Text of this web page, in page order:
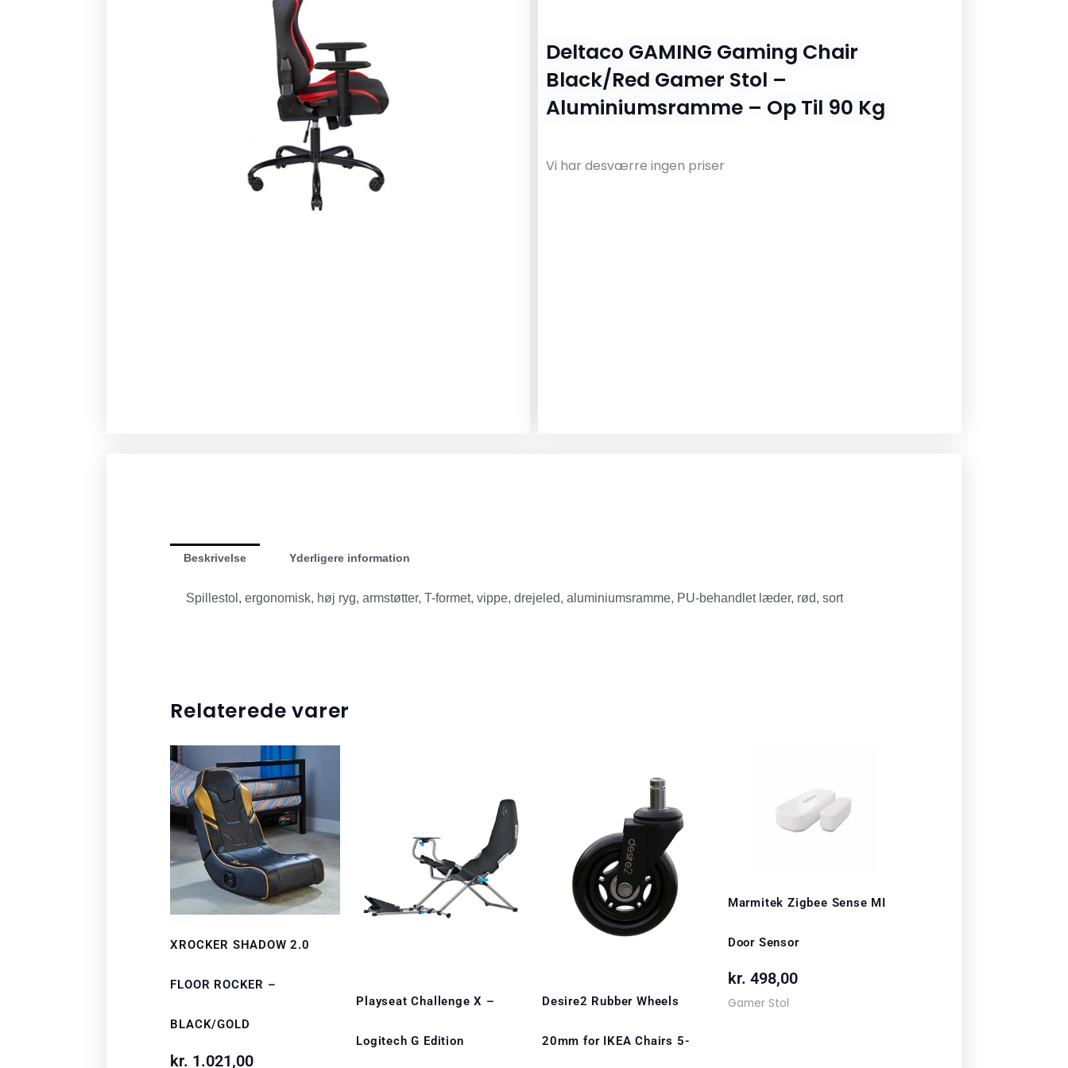
Deltaco GAMING Gaming Chair
Black/Red Gamer Stol –
Aluminiumsramme – Op Til 90 Kg
Vi har desværre ingen priser
Beskrivelse Yderligere information
Spillestol, ergonomisk, høj ryg, armstøtter, T-formet, vippe, drejeled, aluminiumsramme, PU-behandlet læder, rød, sort
Relaterede varer
XROCKER SHADOW 2.0
FLOOR ROCKER –
BLACK/GOLD
kr. 1.021,00
Playseat Challenge X –
Logitech G Edition
Desire2 Rubber Wheels
20mm for IKEA Chairs 5-
Marmitek Zigbee Sense MI
Door Sensor
kr. 498,00
Gamer Stol